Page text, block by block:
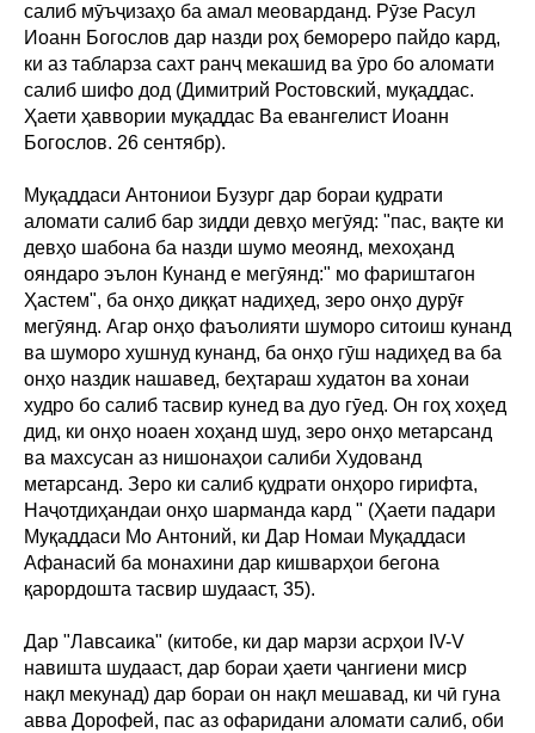
салиб мӯъҷизаҳо ба амал меоварданд. Рӯзе Расул
Иоанн Богослов дар назди роҳ бемореро пайдо кард,
ки аз табларза сахт ранҷ мекашид ва ӯро бо аломати
салиб шифо дод (Димитрий Ростовский, муқаддас.
Ҳаети ҳаввории муқаддас Ва евангелист Иоанн
Богослов. 26 сентябр).
Муқаддаси Антониои Бузург дар бораи қудрати
аломати салиб бар зидди девҳо мегӯяд: "пас, вақте ки
девҳо шабона ба назди шумо меоянд, мехоҳанд
ояндаро эълон Кунанд е мегӯянд:" мо фариштагон
Ҳастем", ба онҳо диққат надиҳед, зеро онҳо дурӯғ
мегӯянд. Агар онҳо фаъолияти шуморо ситоиш кунанд
ва шуморо хушнуд кунанд, ба онҳо гӯш надиҳед ва ба
онҳо наздик нашавед, беҳтараш худатон ва хонаи
худро бо салиб тасвир кунед ва дуо гӯед. Он гоҳ хоҳед
дид, ки онҳо ноаен хоҳанд шуд, зеро онҳо метарсанд
ва махсусан аз нишонаҳои салиби Худованд
метарсанд. Зеро ки салиб қудрати онҳоро гирифта,
Наҷотдиҳандаи онҳо шарманда кард " (Ҳаети падари
Муқаддаси Мо Антоний, ки Дар Номаи Муқаддаси
Афанасий ба монахини дар кишварҳои бегона
қарордошта тасвир шудааст, 35).
Дар "Лавсаика" (китобе, ки дар марзи асрҳои IV-V
навишта шудааст, дар бораи ҳаети ҷангиени миср
нақл мекунад) дар бораи он нақл мешавад, ки чӣ гуна
авва Дорофей, пас аз офаридани аломати салиб, оби